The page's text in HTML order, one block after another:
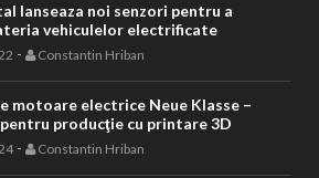
lanseaza noi senzori pentru a
vehiculelor electrificate
- Constantin Hriban
motoare electrice Neue Klasse –
producţie cu printare 3D
- Constantin Hriban